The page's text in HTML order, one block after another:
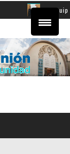
El equipo